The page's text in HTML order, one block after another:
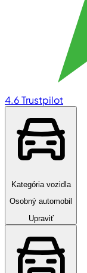
4.6Trustpilot
Kategória vozidla
Osobný automobil
Upraviť